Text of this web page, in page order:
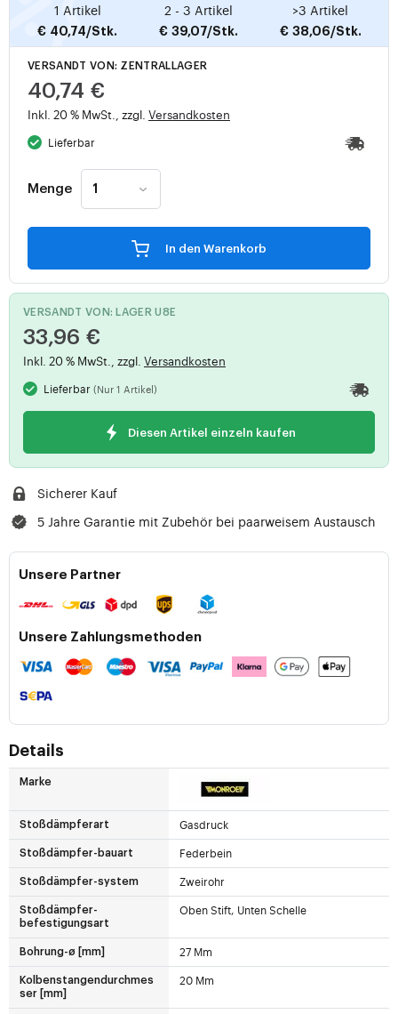
1 Artikel
€ 40,74/Stk.
2 - 3 Artikel
€ 39,07/Stk.
>3 Artikel
€ 38,06/Stk.
VERSANDT VON: ZENTRALLAGER
40,74 €
Inkl. 20 % MwSt., zzgl. Versandkosten
Lieferbar
Menge
In den Warenkorb
VERSANDT VON: LAGER U8E
33,96 €
Inkl. 20 % MwSt., zzgl. Versandkosten
Lieferbar(Nur 1 Artikel)
Diesen Artikel einzeln kaufen
Sicherer Kauf
5 Jahre Garantie mit Zubehör bei paarweisem Austausch
Unsere Partner
Unsere Zahlungsmethoden
Details
Marke
Stoßdämpferart Gasdruck
Stoßdämpfer-bauart Federbein
Stoßdämpfer-system Zweirohr
Stoßdämpfer-
befestigungsart
Oben Stift, Unten Schelle
Bohrung-ø [mm] 27 Mm
Kolbenstangendurchmes
ser [mm]
20 Mm